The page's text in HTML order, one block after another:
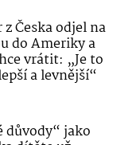
Česka odjel na
do Ameriky a
vrátit: „Je to
a levnější“
důvody“ jako